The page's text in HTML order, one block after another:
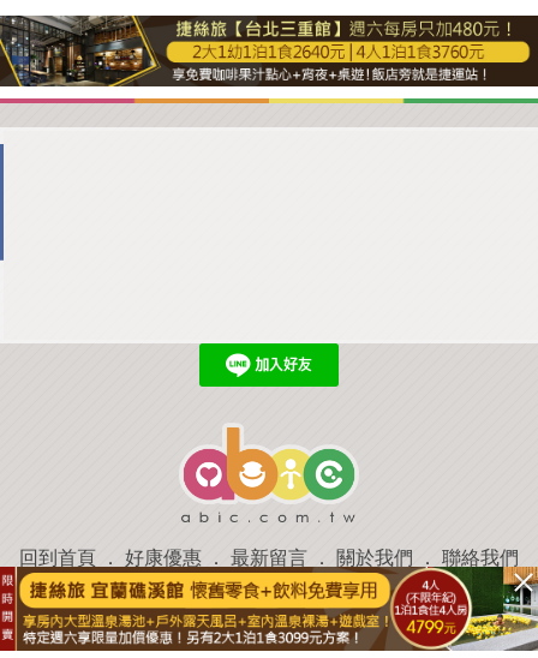
回到首頁 ． 好康優惠 ． 最新留言 ． 關於我們 ． 聯絡我們
部落格微件．商家合作．討論區 ．推薦景點． APP下載
羿磊資訊 服務條款&隱私權政策